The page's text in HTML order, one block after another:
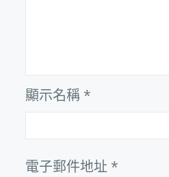
顯示名稱 *
電子郵件地址 *